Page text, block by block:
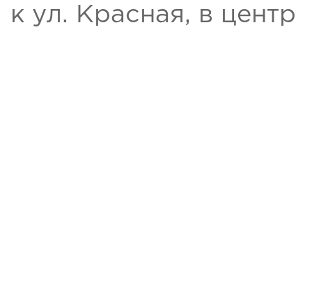
к ул. Красная, в центр